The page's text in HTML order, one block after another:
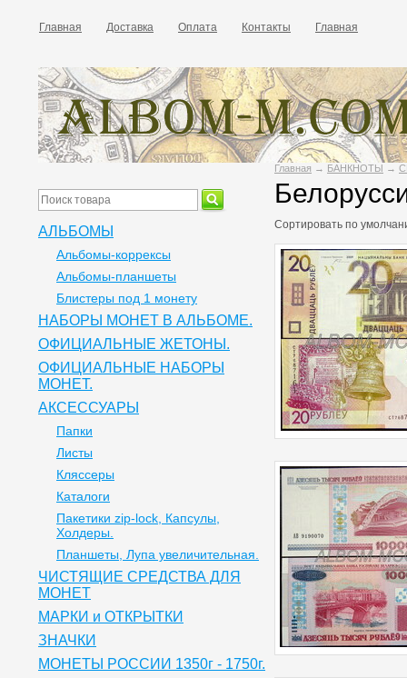
Главная Доставка Оплата Контакты Главная
Главная → БАНКНОТЫ →
Сортировать по
АЛЬБОМЫ
Альбомы-коррексы
Альбомы-планшеты
Блистеры под 1 монету
НАБОРЫ МОНЕТ В АЛЬБОМЕ.
ОФИЦИАЛЬНЫЕ ЖЕТОНЫ.
ОФИЦИАЛЬНЫЕ НАБОРЫ
МОНЕТ.
АКСЕССУАРЫ
Папки
Листы
Кляссеры
Каталоги
Пакетики zip-lock, Капсулы,
Холдеры.
Планшеты, Лупа увеличительная.
ЧИСТЯЩИЕ СРЕДСТВА ДЛЯ
МОНЕТ
МАРКИ и ОТКРЫТКИ
ЗНАЧКИ
МОНЕТЫ РОССИИ 1350г - 1750г.